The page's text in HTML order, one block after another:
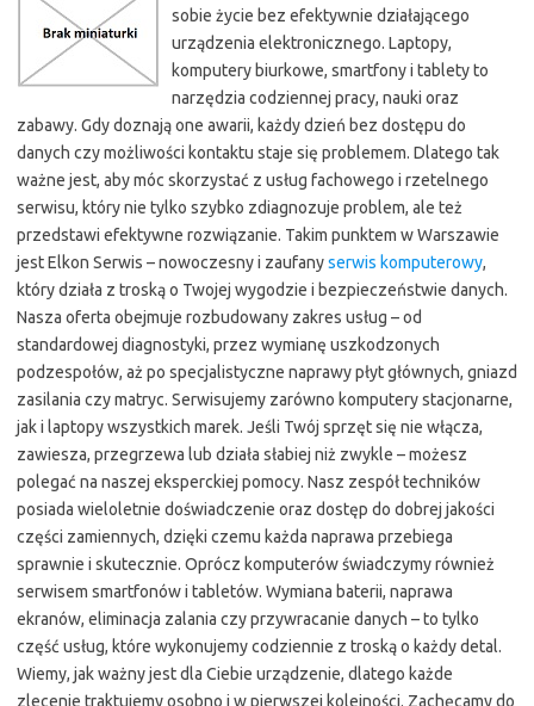
sobie życie bez efektywnie działającego
urządzenia elektronicznego. Laptopy,
komputery biurkowe, smartfony i tablety to
narzędzia codziennej pracy, nauki oraz
zabawy. Gdy doznają one awarii, każdy dzień bez dostępu do
danych czy możliwości kontaktu staje się problemem. Dlatego tak
ważne jest, aby móc skorzystać z usług fachowego i rzetelnego
serwisu, który nie tylko szybko zdiagnozuje problem, ale też
przedstawi efektywne rozwiązanie. Takim punktem w Warszawie
jest Elkon Serwis – nowoczesny i zaufanyserwis komputerowy,
który działa z troską o Twojej wygodzie i bezpieczeństwie danych.
Nasza oferta obejmuje rozbudowany zakres usług – od
standardowej diagnostyki, przez wymianę uszkodzonych
podzespołów, aż po specjalistyczne naprawy płyt głównych, gniazd
zasilania czy matryc. Serwisujemy zarówno komputery stacjonarne,
jak i laptopy wszystkich marek. Jeśli Twój sprzęt się nie włącza,
zawiesza, przegrzewa lub działa słabiej niż zwykle – możesz
polegać na naszej eksperckiej pomocy. Nasz zespół techników
posiada wieloletnie doświadczenie oraz dostęp do dobrej jakości
części zamiennych, dzięki czemu każda naprawa przebiega
sprawnie i skutecznie. Oprócz komputerów świadczymy również
serwisem smartfonów i tabletów. Wymiana baterii, naprawa
ekranów, eliminacja zalania czy przywracanie danych – to tylko
część usług, które wykonujemy codziennie z troską o każdy detal.
Wiemy, jak ważny jest dla Ciebie urządzenie, dlatego każde
zlecenie traktujemy osobno i w pierwszej kolejności. Zachęcamy do